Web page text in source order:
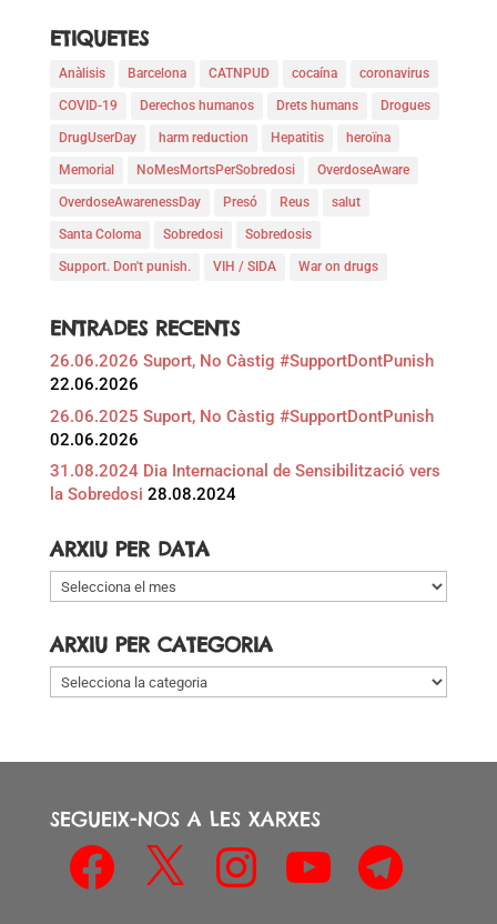
ETIQUETES
Anàlisis Barcelona CATNPUD cocaína coronavirus
COVID-19 Derechos humanos Drets humans Drogues
DrugUserDay harm reduction Hepatitis heroïna
Memorial NoMesMortsPerSobredosi OverdoseAware
OverdoseAwarenessDay Presó Reus salut
Santa Coloma Sobredosi Sobredosis
Support. Don't punish. VIH / SIDA War on drugs
ENTRADES RECENTS
26.06.2026 Suport, No Càstig #SupportDontPunish
22.06.2026
26.06.2025 Suport, No Càstig #SupportDontPunish
02.06.2026
31.08.2024 Dia Internacional de Sensibilització vers
la Sobredosi 28.08.2024
ARXIU PER DATA
Arxiu
per
ARXIU PER CATEGORIA
Arxiu
per
SEGUEIX-NOS A LES XARXES
Facebook Instagram Telegram